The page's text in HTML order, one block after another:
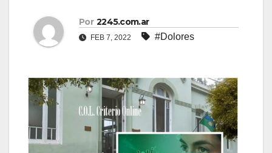
Por 2245.com.ar
FEB 7, 2022 #Dolores